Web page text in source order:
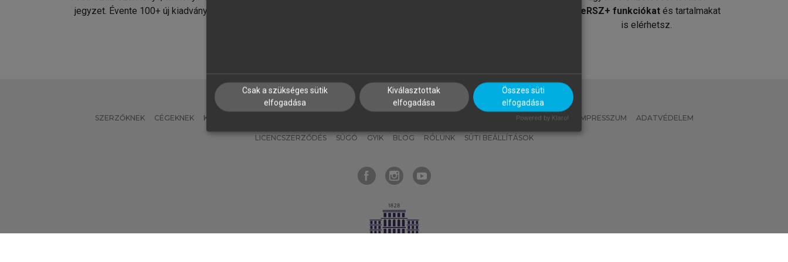
jegyzet. Évente 100+ új kiadvány.
MeRSZ+ funkciókat és tartalmakat
is elérhetsz.
SZERZŐKNEK CÉGEKNEK KÖNYVTÁROSOKNAK MI – ÁLTALÁNOS IRÁNYELVEK IMPRESSZUM ADATVÉDELEM
LICENCSZERZŐDÉS SÚGÓ GYIK BLOG RÓLUNK SÜTI BEÁLLÍTÁSOK
Csak a szükséges sütik
elfogadása
Kiválasztottak
elfogadása
Összes süti
elfogadása
Powered by Klaro!